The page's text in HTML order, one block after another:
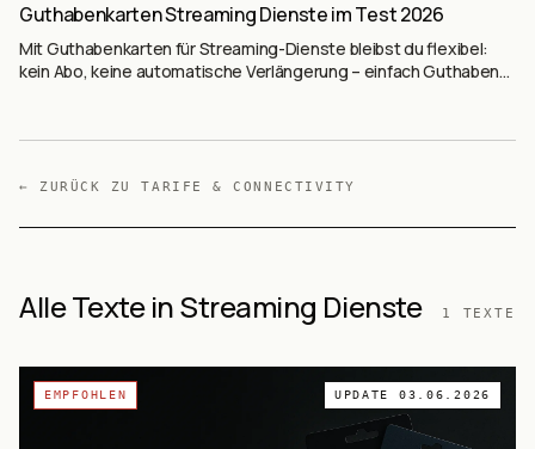
Guthabenkarten Streaming Dienste im Test 2026
Mit Guthabenkarten für Streaming-Dienste bleibst du flexibel:
kein Abo, keine automatische Verlängerung – einfach Guthaben
← ZURÜCK ZUTARIFE & CONNECTIVITY
Alle Texte in Streaming Dienste 1 TEXTE
EMPFOHLEN UPDATE 03.06.2026